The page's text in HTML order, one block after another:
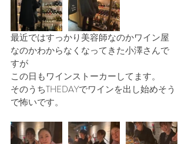
最近ではすっかり美容師なのかワイン屋
なのかわからなくなってきた小澤さんで
すが
この日もワインストーカーしてます。
そのうちTHEDAYでワインを出し始めそう
で怖いです。